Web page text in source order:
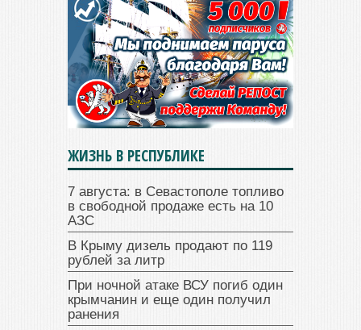
ЖИЗНЬ В РЕСПУБЛИКЕ
7 августа: в Севастополе топливо
в свободной продаже есть на 10
АЗС
В Крыму дизель продают по 119
рублей за литр
При ночной атаке ВСУ погиб один
крымчанин и еще один получил
ранения